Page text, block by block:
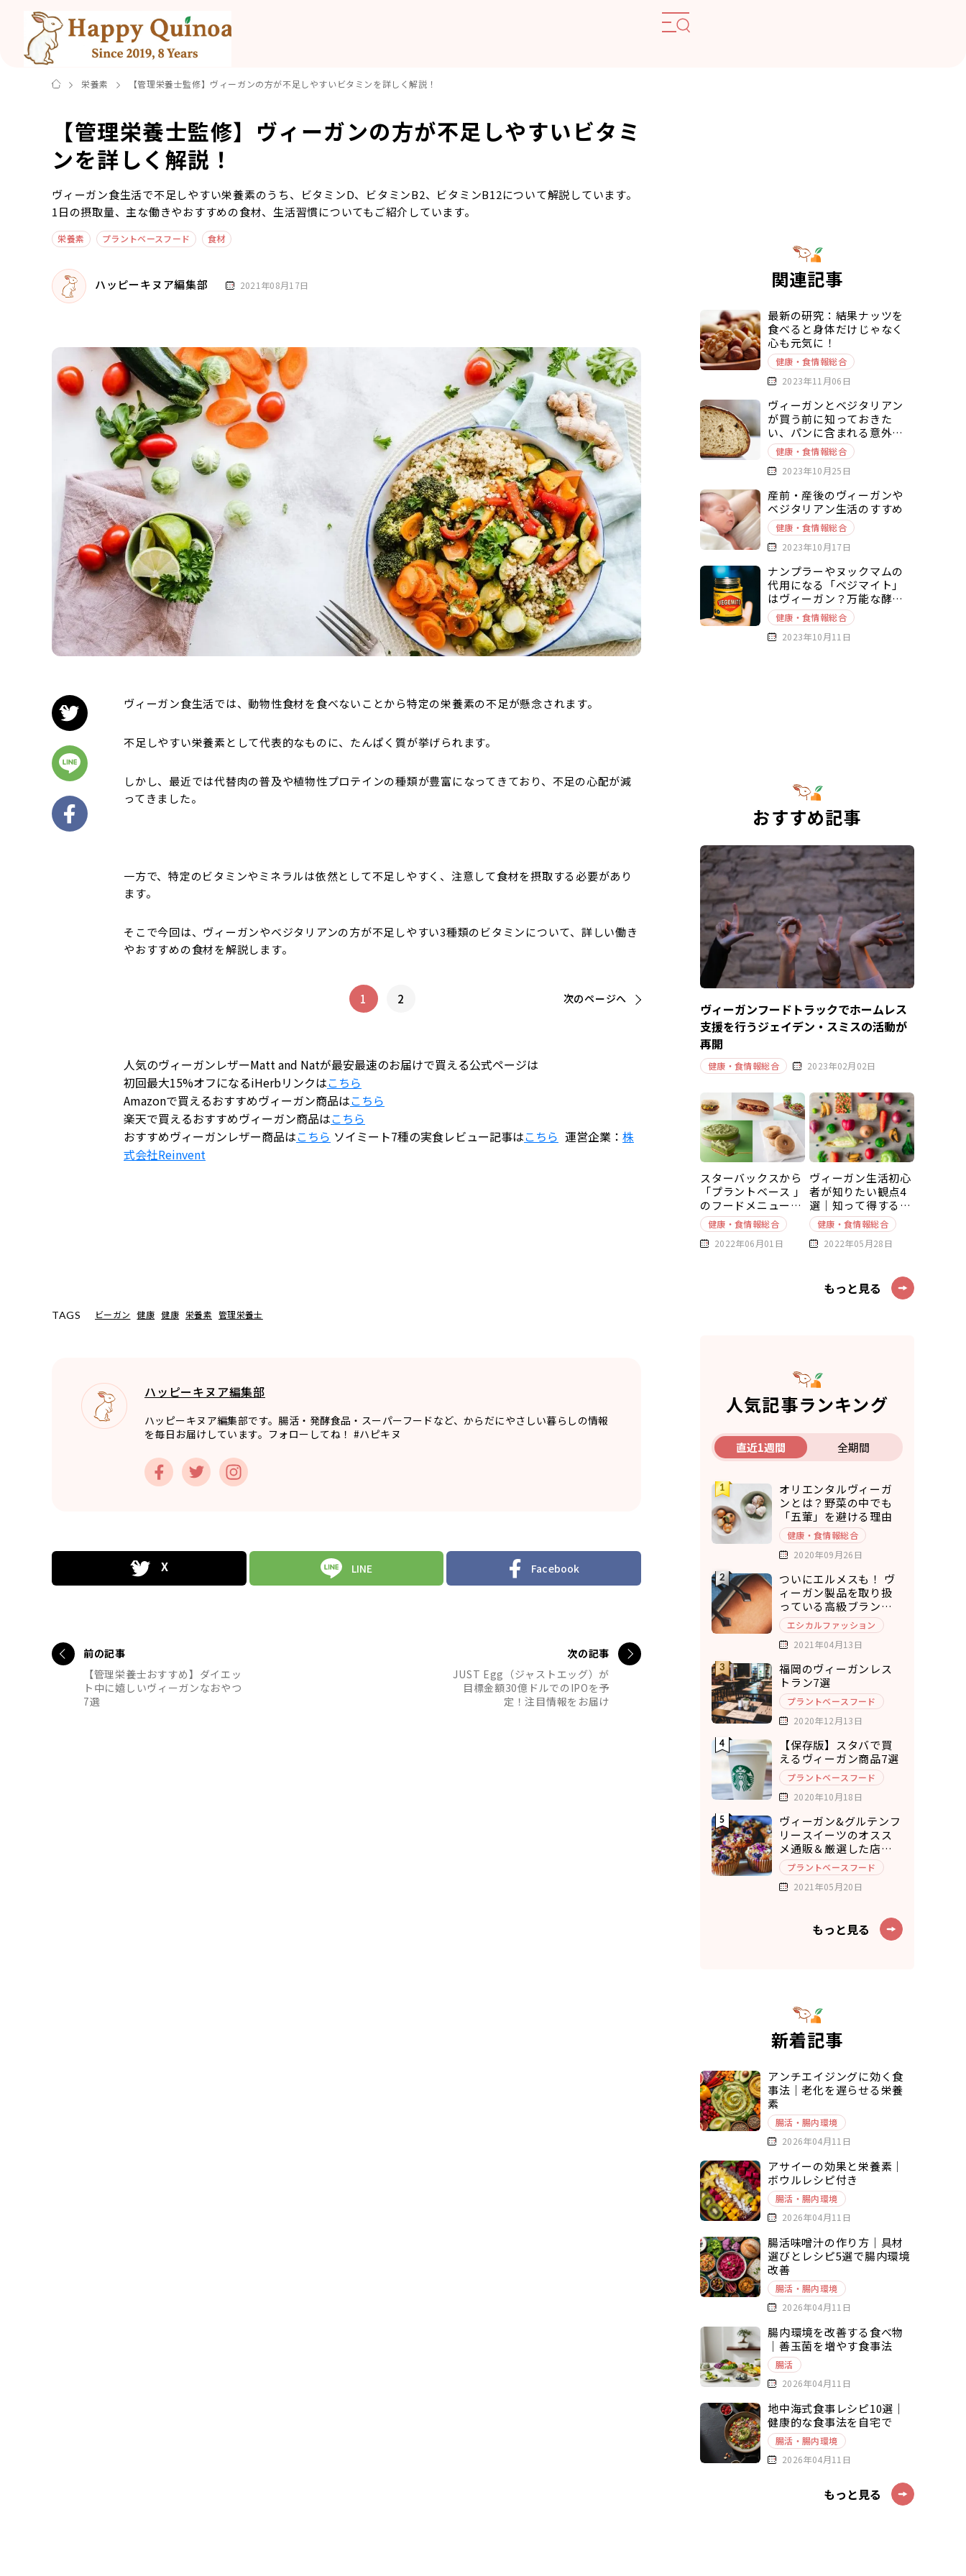
栄養素 【管理栄養士監修】ヴィーガンの方が不足しやすいビタミンを詳しく解説！
【管理栄養士監修】ヴィーガンの方が不足しやすいビタミ
ンを詳しく解説！
ヴィーガン食生活で不足しやすい栄養素のうち、ビタミンD、ビタミンB2、ビタミンB12について解説しています。
1日の摂取量、主な働きやおすすめの食材、生活習慣についてもご紹介しています。
栄養素 プラントベースフード 食材
ハッピーキヌア編集部 2021年08月17日
ヴィーガン食生活では、動物性食材を食べないことから特定の栄養素の不足が懸念されます。
不足しやすい栄養素として代表的なものに、たんぱく質が挙げられます。
しかし、最近では代替肉の普及や植物性プロテインの種類が豊富になってきており、不足の心配が減
ってきました。
一方で、特定のビタミンやミネラルは依然として不足しやすく、注意して食材を摂取する必要があり
ます。
そこで今回は、ヴィーガンやベジタリアンの方が不足しやすい3種類のビタミンについて、詳しい働き
やおすすめの食材を解説します。
1 2 次のページへ
人気のヴィーガンレザーMatt and Natが最安最速のお届けで買える公式ページは
初回最大15%オフになるiHerbリンクはこちら
Amazonで買えるおすすめヴィーガン商品はこちら
楽天で買えるおすすめヴィーガン商品はこちら
おすすめヴィーガンレザー商品はこちら ソイミート7種の実食レビュー記事はこちら 運営企業： 株
式会社Reinvent
TAGS ビーガン 健康 健康 栄養素 管理栄養士
ハッピーキヌア編集部
ハッピーキヌア編集部です。腸活・発酵食品・スーパーフードなど、からだにやさしい暮らしの情報
を毎日お届けしています。フォローしてね！ #ハピキヌ
LINE Facebook
前の記事
【管理栄養士おすすめ】ダイエッ
ト中に嬉しいヴィーガンなおやつ
7選
次の記事
JUST Egg（ジャストエッグ）が
目標金額30億ドルでのIPOを予
定！注目情報をお届け
関連記事
最新の研究：結果ナッツを
食べると身体だけじゃなく
心も元気に！
健康・食情報総合
2023年11月06日
ヴィーガンとベジタリアン
が買う前に知っておきた
い、パンに含まれる意外な
動物由来原料とは？
健康・食情報総合
2023年10月25日
産前・産後のヴィーガンや
ベジタリアン生活のすすめ
健康・食情報総合
2023年10月17日
ナンプラーやヌックマムの
代用になる「ベジマイト」
はヴィーガン？万能な酵母
エキスベースの調味料を徹
底解説
健康・食情報総合
2023年10月11日
おすすめ記事
ヴィーガンフードトラックでホームレス
支援を行うジェイデン・スミスの活動が
再開
健康・食情報総合 2023年02月02日
スターバックスから
「プラントベース 」
のフードメニューが
新発売
健康・食情報総合
2022年06月01日
ヴィーガン生活初心
者が知りたい観点4
選｜知って得する豆
知識～基本編～
健康・食情報総合
2022年05月28日
もっと見る
人気記事ランキング
直近1週間 全期間
オリエンタルヴィーガ
ンとは？野菜の中でも
「五葷」を避ける理由
健康・食情報総合
2020年09月26日
ついにエルメスも！ ヴ
ィーガン製品を取り扱
っている高級ブランド7
選エシカルファッション
2021年04月13日
福岡のヴィーガンレス
トラン7選
プラントベースフード
2020年12月13日
【保存版】スタバで買
えるヴィーガン商品7選
プラントベースフード
2020年10月18日
ヴィーガン&グルテンフ
リースイーツのオスス
メ通販＆厳選した店舗
10選
プラントベースフード
2021年05月20日
もっと見る
新着記事
アンチエイジングに効く食
事法｜老化を遅らせる栄養
素
腸活・腸内環境
2026年04月11日
アサイーの効果と栄養素｜
ボウルレシピ付き
腸活・腸内環境
2026年04月11日
腸活味噌汁の作り方｜具材
選びとレシピ5選で腸内環境
改善
腸活・腸内環境
2026年04月11日
腸内環境を改善する食べ物
｜善玉菌を増やす食事法
腸活
2026年04月11日
地中海式食事レシピ10選｜
健康的な食事法を自宅で
腸活・腸内環境
2026年04月11日
もっと見る